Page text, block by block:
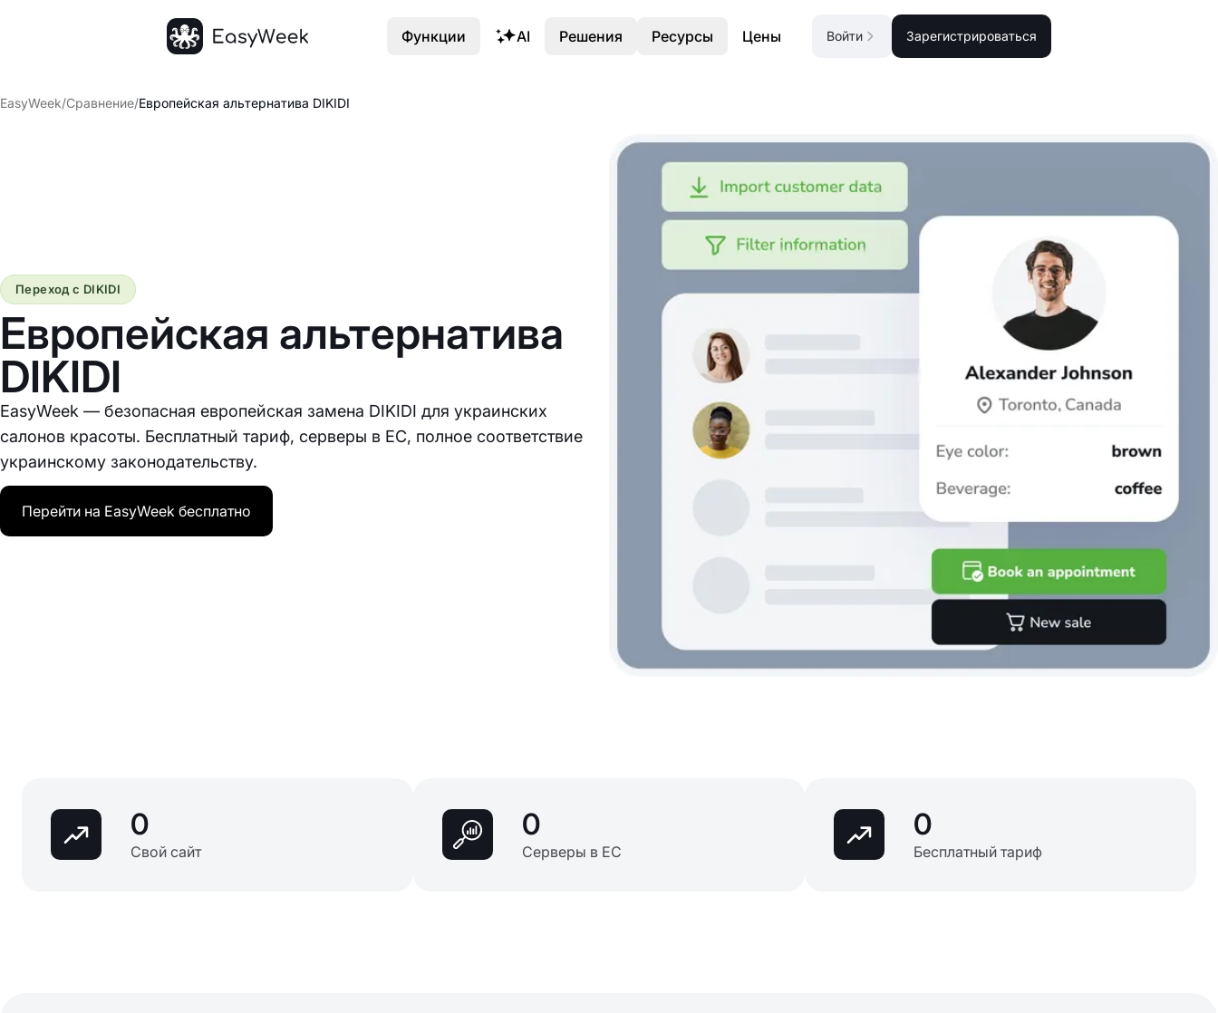
EasyWeek/Сравнение/Европейская альтернатива DIKIDI
Европейская альтернатива
DIKIDI
EasyWeek — безопасная европейская замена DIKIDI для украинских
салонов красоты. Бесплатный тариф, серверы в ЕС, полное соответствие
украинскому законодательству.
Переход с DIKIDI
Перейти на EasyWeek бесплатно
0
Свой сайт
0
Серверы в ЕС
0
Бесплатный тариф
Функции AI Решения Ресурсы Цены Войти Зарегистрироваться